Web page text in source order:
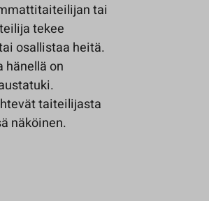
tai
tekee
osallistaa heitä.
hänellä on
taiteilijasta
näköinen.